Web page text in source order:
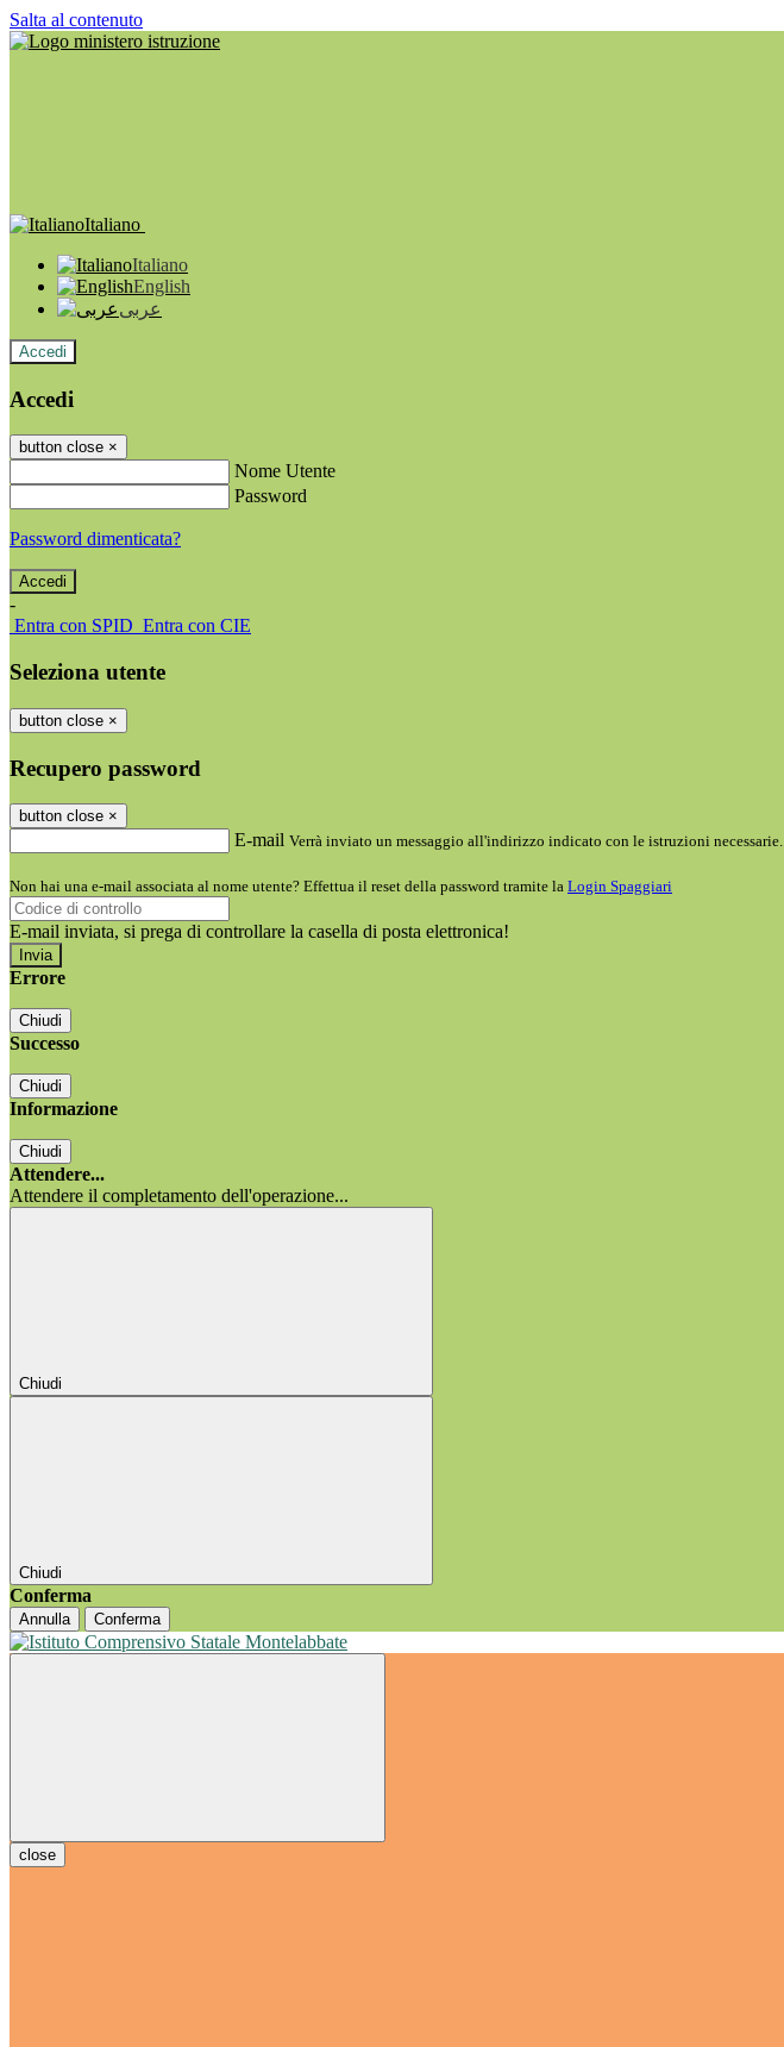
Salta al contenuto
Italiano
Italiano
English
عربى
Accedi
Accedi
button close ×
Nome Utente
Password
Password dimenticata?
-
Entra con SPID Entra con CIE
Seleziona utente
button close ×
Recupero password
button close ×
E-mail Verrà inviato un messaggio all'indirizzo indicato con le istruzioni necessarie.
Non hai una e-mail associata al nome utente? Effettua il reset della password tramite la Login Spaggiari
E-mail inviata, si prega di controllare la casella di posta elettronica!
Errore
Chiudi
Successo
Chiudi
Informazione
Chiudi
Attendere...
Attendere il completamento dell'operazione...
Chiudi
Chiudi
Conferma
Annulla Conferma
close